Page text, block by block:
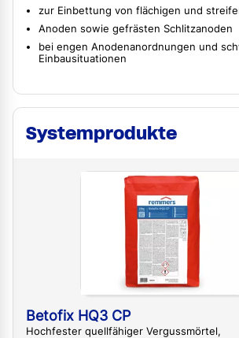
zur Einbettung von flächigen und
Anoden sowie gefrästen Schlitzanoden
bei engen Anodenanordnungen und
Einbausituationen
Systemprodukte
Betofix HQ3 CP
Hochfester quellfähiger Vergussmörtel,